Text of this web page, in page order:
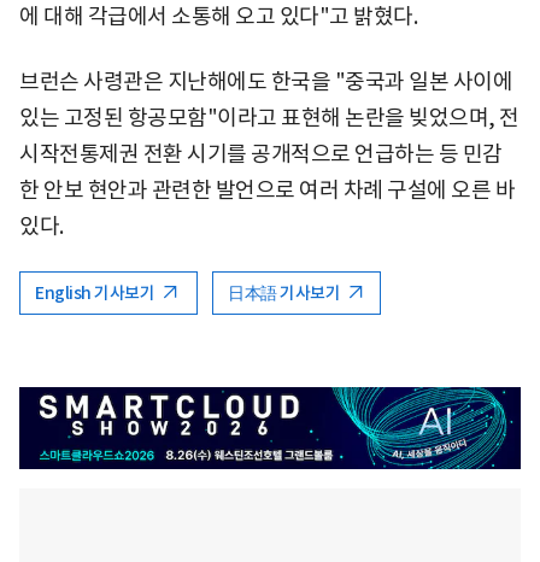
에 대해 각급에서 소통해 오고 있다"고 밝혔다.
브런슨 사령관은 지난해에도 한국을 "중국과 일본 사이에
있는 고정된 항공모함"이라고 표현해 논란을 빚었으며, 전
시작전통제권 전환 시기를 공개적으로 언급하는 등 민감
한 안보 현안과 관련한 발언으로 여러 차례 구설에 오른 바
있다.
English 기사보기 日本語 기사보기